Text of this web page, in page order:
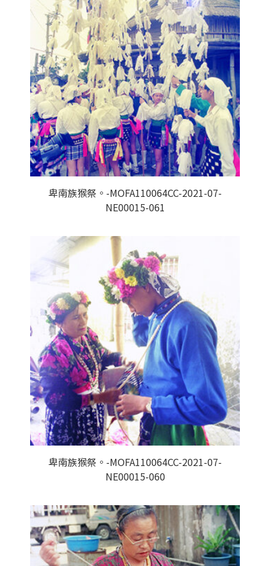
卑南族猴祭。-MOFA110064CC-2021-07-
NE00015-061
卑南族猴祭。-MOFA110064CC-2021-07-
NE00015-060